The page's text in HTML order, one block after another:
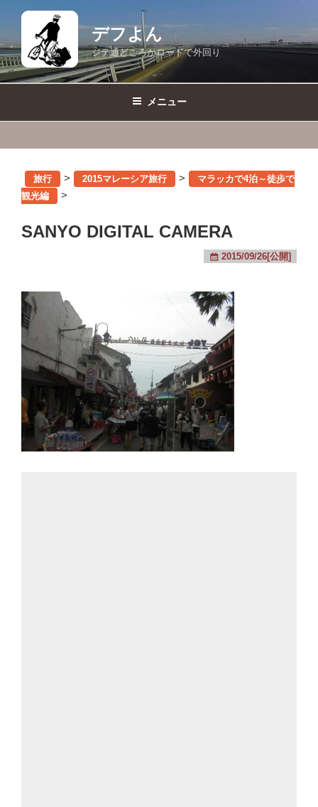
テ
ン
ツ
デフよん
ジテ通どころかロードで外回り
メニュー
旅行 > 2015マレーシア旅行 >
マラッカで4泊～徒歩で
観光編
>
SANYO DIGITAL CAMERA
2015/09/26[公開]